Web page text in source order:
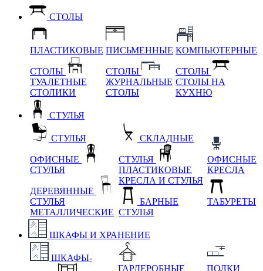
СТОЛЫ
ПЛАСТИКОВЫЕ
СТОЛЫ
ТУАЛЕТНЫЕ
СТОЛИКИ
ПИСЬМЕННЫЕ
СТОЛЫ
ЖУРНАЛЬНЫЕ
СТОЛЫ
КОМПЬЮТЕРНЫЕ
СТОЛЫ
СТОЛЫ НА
КУХНЮ
СТУЛЬЯ
СТУЛЬЯ
ОФИСНЫЕ
СТУЛЬЯ
ДЕРЕВЯННЫЕ
СТУЛЬЯ
МЕТАЛЛИЧЕСКИЕ
СКЛАДНЫЕ
СТУЛЬЯ
ПЛАСТИКОВЫЕ
КРЕСЛА И СТУЛЬЯ
БАРНЫЕ
СТУЛЬЯ
ОФИСНЫЕ
КРЕСЛА
ТАБУРЕТЫ
ШКАФЫ И ХРАНЕНИЕ
ШКАФЫ-
ГАРДЕРОБНЫЕ
ПОЛКИ